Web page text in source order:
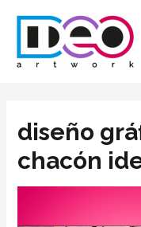
diseño
chacón